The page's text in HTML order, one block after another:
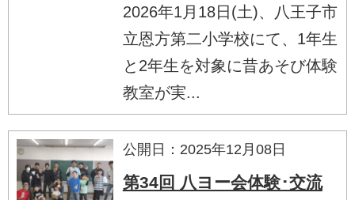
2026年1月18日(土)、八王子市
立恩方第二小学校にて、1年生
と2年生を対象に昔あそび体験
教室が実...
公開日：2025年12月08日
第34回 八ヨー会体験･交流